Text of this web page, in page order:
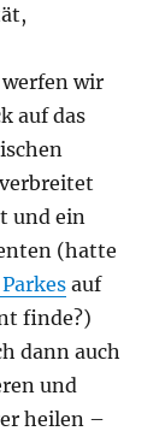
werfen wir
auf das
und ein
(hatte
auf
finde?)
dann auch
und
heilen –